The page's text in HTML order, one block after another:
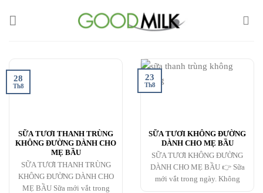
SỮA TƯƠI THANH TRÙNG
KHÔNG ĐƯỜNG DÀNH CHO
MẸ BẦU
SỮA TƯƠI THANH TRÙNG
KHÔNG ĐƯỜNG DÀNH CHO
MẸ BẦU Sữa mới vắt trong
28
Th8
SỮA TƯƠI KHÔNG ĐƯỜNG
DÀNH CHO MẸ BẦU
SỮA TƯƠI KHÔNG ĐƯỜNG
DÀNH CHO MẸ BẦU 👉 Sữa
mới vắt trong ngày. Không
23
Th8